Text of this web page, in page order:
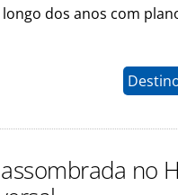
dos anos com
no